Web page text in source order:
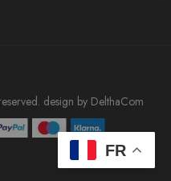
design by DelthaCom
FR